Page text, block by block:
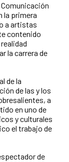
Comunicación
la primera
a artistas
contenido
la carrera de
de la
de las y los
a
en uno de
y culturales
el trabajo de
de